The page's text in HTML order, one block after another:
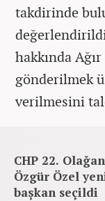
takdirinde
hakkında
gönderilmek
verilmesini
CHP 22.
Özgür Özel
başkan seçildi